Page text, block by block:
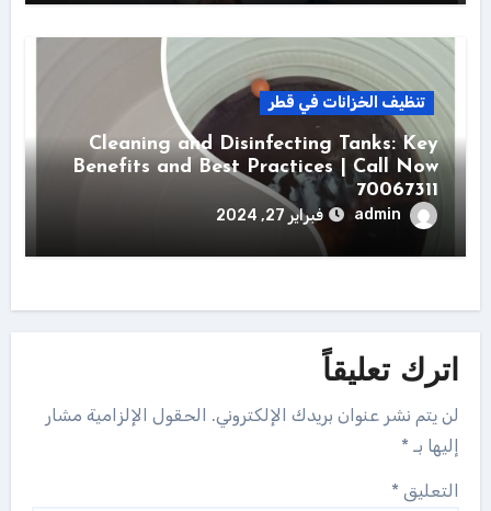
تنظيف الخزانات في قطر
Cleaning and Disinfecting Tanks: Key
Benefits and Best Practices | Call Now
70067311
admin فبراير 27, 2024
اترك تعليقاً
لن يتم نشر عنوان بريدك الإلكتروني. الحقول الإلزامية مشار
إليها بـ *
التعليق *